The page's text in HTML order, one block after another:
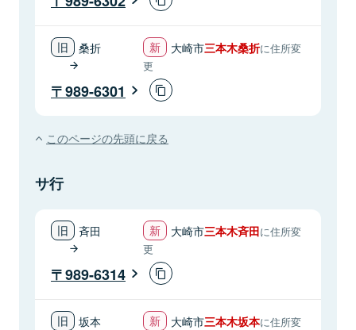
桑折 大崎市三本木桑折に住所変
更
989-6301
このページの先頭に戻る
サ行
斉田 大崎市三本木斉田に住所変
更
989-6314
坂本 大崎市三本木坂本に住所変